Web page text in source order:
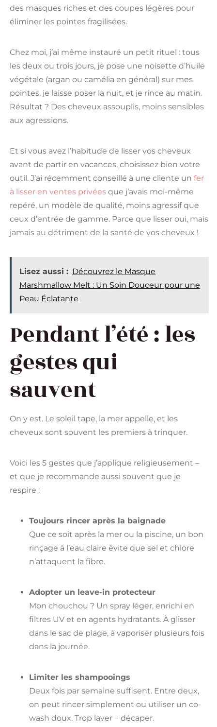
des masques riches et des coupes légères pour
éliminer les pointes fragilisées.
Chez moi, j’ai même instauré un petit rituel : tous
les deux ou trois jours, je pose une noisette d’huile
végétale (argan ou camélia en général) sur mes
pointes, je laisse poser la nuit, et je rince au matin.
Résultat ? Des cheveux assouplis, moins sensibles
aux agressions.
Et si vous avez l’habitude de lisser vos cheveux
avant de partir en vacances, choisissez bien votre
outil. J’ai récemment conseillé à une cliente un fer
à lisser en ventes privées que j’avais moi-même
repéré, un modèle de qualité, moins agressif que
ceux d’entrée de gamme. Parce que lisser oui, mais
jamais au détriment de la santé de vos cheveux !
Lisez aussi : Découvrez le Masque
Marshmallow Melt : Un Soin Douceur pour une
Peau Éclatante
Pendant l’été : les
gestes qui
sauvent
On y est. Le soleil tape, la mer appelle, et les
cheveux sont souvent les premiers à trinquer.
Voici les 5 gestes que j’applique religieusement –
et que je recommande aussi souvent que je
respire :
Toujours rincer après la baignade
Que ce soit après la mer ou la piscine, un bon
rinçage à l’eau claire évite que sel et chlore
n’attaquent la fibre.
Adopter un leave-in protecteur
Mon chouchou ? Un spray léger, enrichi en
filtres UV et en agents hydratants. À glisser
dans le sac de plage, à vaporiser plusieurs fois
dans la journée.
Limiter les shampooings
Deux fois par semaine suffisent. Entre deux,
on peut rincer simplement ou utiliser un co-
wash doux. Trop laver = décaper.